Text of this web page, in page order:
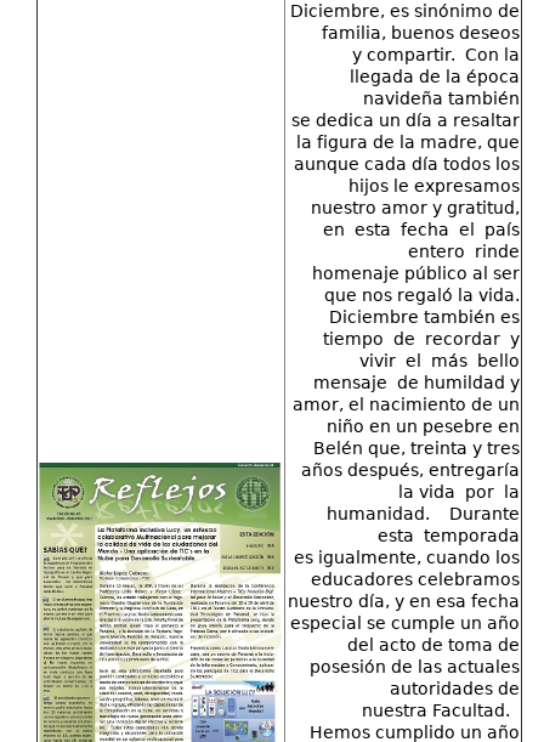
Diciembre, es sinónimo de
familia, buenos deseos
y compartir. Con la
llegada de la época
navideña también
se dedica un día a resaltar
la figura de la madre, que
aunque cada día todos los
hijos le expresamos
nuestro amor y gratitud,
en esta fecha el país
entero rinde
homenaje público al ser
que nos regaló la vida.
Diciembre también es
tiempo de recordar y
vivir el más bello
mensaje de humildad y
amor, el nacimiento de un
niño en un pesebre en
Belén que, treinta y tres
años después, entregaría
la vida por la
humanidad. Durante
esta temporada
es igualmente, cuando los
educadores celebramos
nuestro día, y en esa fecha
especial se cumple un año
del acto de toma de
posesión de las actuales
autoridades de
nuestra Facultad.
Hemos cumplido un año